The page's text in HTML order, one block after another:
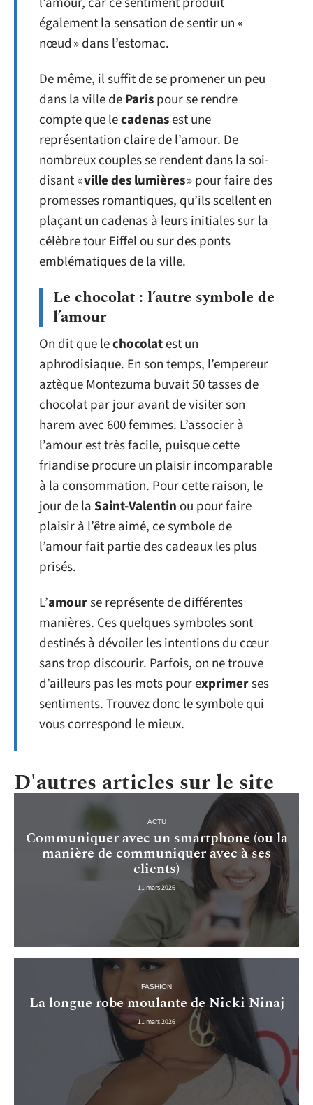
également la sensation de sentir un «
nœud » dans l’estomac.
De même, il suffit de se promener un peu
dans la ville deParispour se rendre
compte que lecadenasest une
représentation claire de l’amour. De
nombreux couples se rendent dans la soi-
disant «ville des lumières» pour faire des
promesses romantiques, qu’ils scellent en
plaçant un cadenas à leurs initiales sur la
célèbre tour Eiffel ou sur des ponts
emblématiques de la ville.
Le chocolat : l’autre symbole de
l’amour
On dit que lechocolatest un
aphrodisiaque. En son temps, l’empereur
aztèque Montezuma buvait 50 tasses de
chocolat par jour avant de visiter son
harem avec 600 femmes. L’associer à
l’amour est très facile, puisque cette
friandise procure un plaisir incomparable
à la consommation. Pour cette raison, le
jour de laSaint-Valentin ou pour faire
plaisir à l’être aimé, ce symbole de
l’amour fait partie des cadeaux les plus
prisés.
L’amourse représente de différentes
manières. Ces quelques symboles sont
destinés à dévoiler les intentions du cœur
sans trop discourir. Parfois, on ne trouve
d’ailleurs pas les mots pour exprimerses
sentiments. Trouvez donc le symbole qui
vous correspond le mieux.
D'autres articles sur le site
ACTU
Communiquer avec un smartphone (ou la
manière de communiquer avec à ses
clients)
11 mars 2026
FASHION
La longue robe moulante de Nicki Ninaj
11 mars 2026